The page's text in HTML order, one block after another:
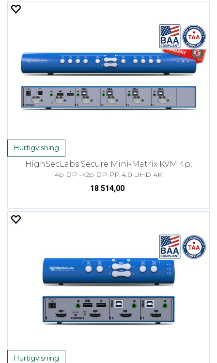
Hurtigvisning
HighSecLabs Secure Mini-Matrix KVM 4p,
4p DP ->2p DP PP 4.0 UHD 4K
18 514,00
Hurtigvisning